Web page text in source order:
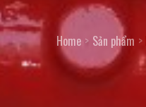
Home Sản phẩm